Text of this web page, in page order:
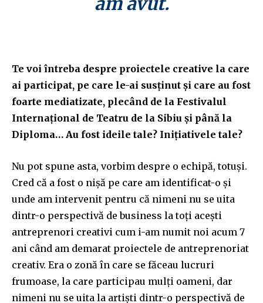
Te voi întreba despre proiectele creative la care
ai participat, pe care le-ai susținut și care au fost
foarte mediatizate, plecând de la Festivalul
Internațional de Teatru de la Sibiu și până la
Diploma… Au fost ideile tale? Inițiativele tale?
Nu pot spune asta, vorbim despre o echipă, totuși.
Cred că a fost o nișă pe care am identificat-o și
unde am intervenit pentru că nimeni nu se uita
dintr-o perspectivă de business la toți acești
antreprenori creativi cum i-am numit noi acum 7
ani când am demarat proiectele de antreprenoriat
creativ. Era o zonă în care se făceau lucruri
frumoase, la care participau mulți oameni, dar
nimeni nu se uita la artiști dintr-o perspectivă de